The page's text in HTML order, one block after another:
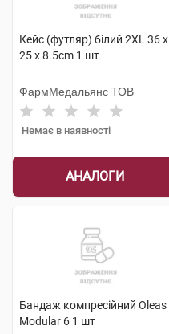
Кейс (футляр) білий 2XL 36 x
25 x 8.5cm 1 шт
ФармМедальянс ТОВ
Немає в наявності
АНАЛОГИ
Бандаж компресійний Oleas
Modular 6 1 шт